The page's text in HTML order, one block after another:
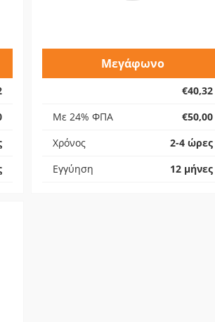
Μεγάφωνο
€40,32
Με 24% ΦΠΑ
€50,00
Χρόνος
2-4 ώρες
Εγγύηση
12 μήνες